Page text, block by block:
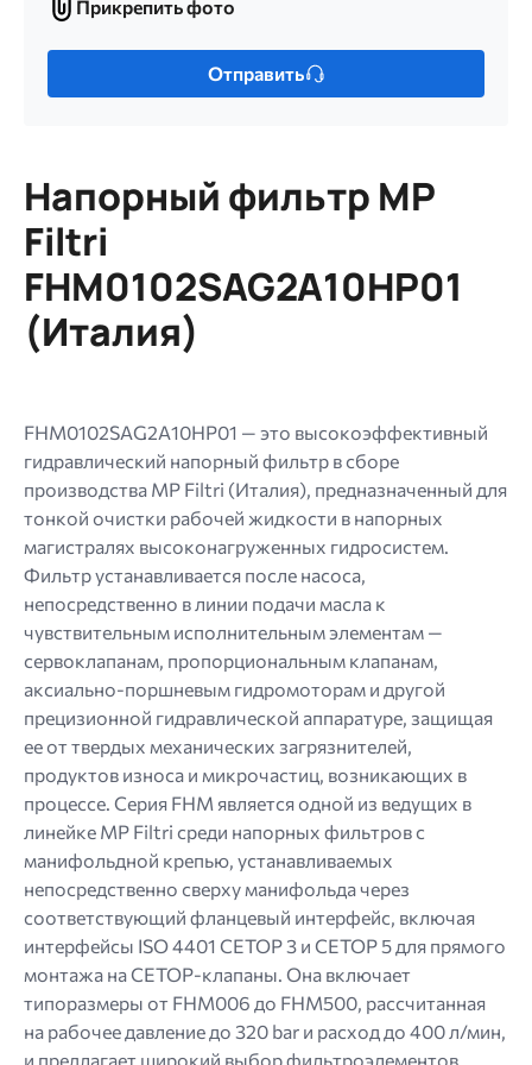
Прикрепить
фото
Прикрепить фото
Только
МБ.
Допустимые
типы:
gif
jpg
jpeg
Отправить
Напорный фильтр MP
Filtri
FHM0102SAG2A10HP01
(Италия)
FHM0102SAG2A10HP01 — это высокоэффективный
гидравлический напорный фильтр в сборе
производства MP Filtri (Италия), предназначенный для
тонкой очистки рабочей жидкости в напорных
магистралях высоконагруженных гидросистем.
Фильтр устанавливается после насоса,
непосредственно в линии подачи масла к
чувствительным исполнительным элементам —
сервоклапанам, пропорциональным клапанам,
аксиально-поршневым гидромоторам и другой
прецизионной гидравлической аппаратуре, защищая
ее от твердых механических загрязнителей,
продуктов износа и микрочастиц, возникающих в
процессе. Серия FHM является одной из ведущих в
линейке MP Filtri среди напорных фильтров с
манифольдной крепью, устанавливаемых
непосредственно сверху манифольда через
соответствующий фланцевый интерфейс, включая
интерфейсы ISO 4401 CETOP 3 и CETOP 5 для прямого
монтажа на CETOP-клапаны. Она включает
типоразмеры от FHM006 до FHM500, рассчитанная
на рабочее давление до 320 bar и расход до 400 л/мин,
и предлагает широкий выбор фильтроэлементов,